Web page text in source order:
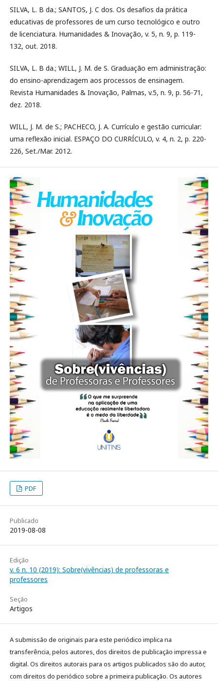
SILVA, L. B da.; SANTOS, J. C dos. Os desafios da prática
educativas de professores de um curso tecnológico e outro
de licenciatura. Humanidades & Inovação, v. 5, n. 9, p. 119-
132, out. 2018.
SILVA, L. B da.; WILL, J. M. de S. Graduação em administração:
do ensino-aprendizagem aos processos de ensinagem.
Revista Humanidades & Inovação, Palmas, v.5, n. 9, p. 56-71,
dez. 2018.
WILL, J. M. de S.; PACHECO, J. A. Currículo e gestão curricular:
uma reflexão inicial. ESPAÇO DO CURRÍCULO, v. 4, n. 2, p. 220-
226, Set./Mar. 2012.
PDF
Publicado
2019-08-08
Edição
v. 6 n. 10 (2019): Sobre(vivências) de professoras e
professores
Seção
Artigos
A submissão de originais para este periódico implica na
transferência, pelos autores, dos direitos de publicação impressa e
digital. Os direitos autorais para os artigos publicados são do autor,
com direitos do periódico sobre a primeira publicação. Os autores